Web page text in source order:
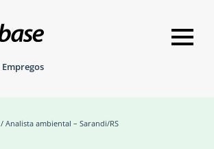
Empregos
/ Analista ambiental – Sarandi/RS